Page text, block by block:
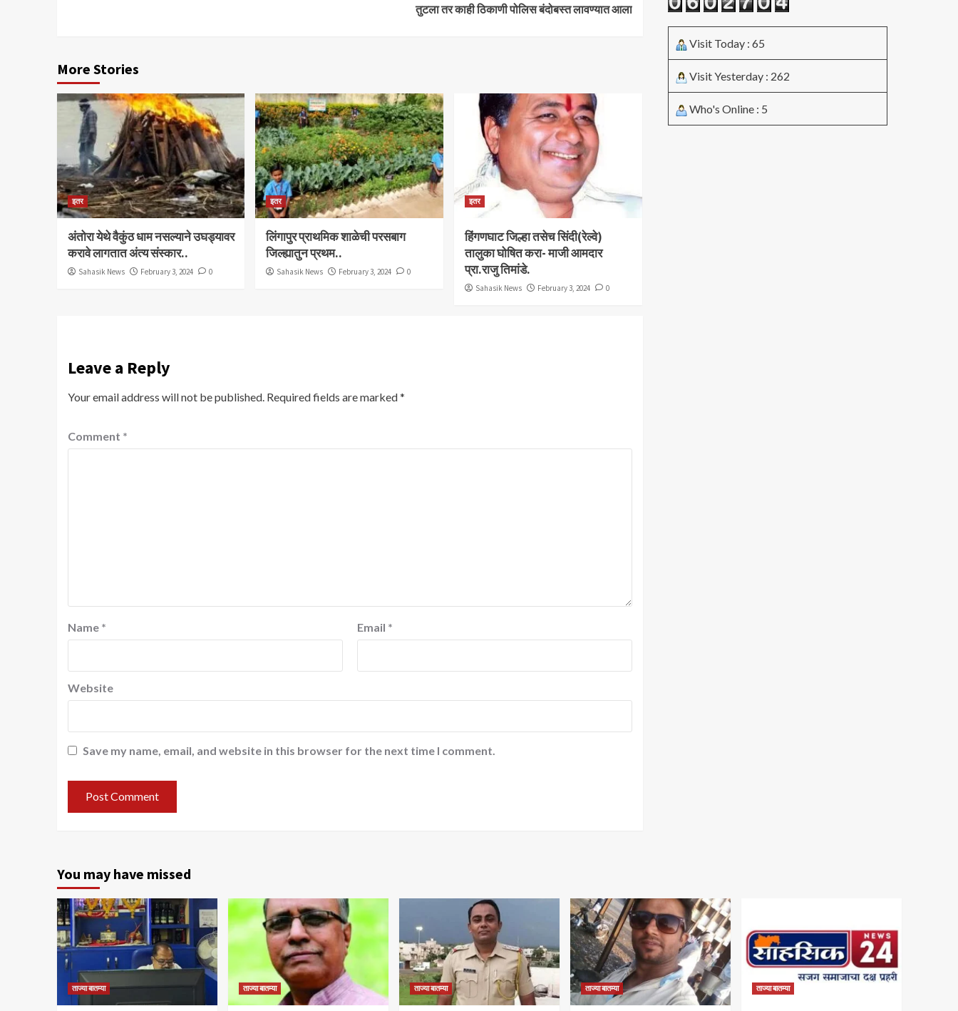
तुटला तर काही ठिकाणी पोलिस बंदोबस्त लावण्यात आला
More Stories
इतर
अंतोरा येथे वैकुंठ धाम नसल्याने उघड्यावर
करावे लागतात अंत्य संस्कार..
Sahasik News February 3, 2024 0
इतर
लिंगापुर प्राथमिक शाळेची परसबाग
जिल्ह्यातुन प्रथम..
Sahasik News February 3, 2024 0
इतर
हिंगणघाट जिल्हा तसेच सिंदी(रेल्वे)
तालुका घोषित करा- माजी आमदार
प्रा.राजु तिमांडे.
Sahasik News February 3, 2024 0
Leave a Reply
Your email address will not be published. Required fields are marked*
Comment *
Name * Email *
Website
Save my name, email, and website in this browser for the next time I comment.
Visit Today : 65
Visit Yesterday : 262
Who's Online : 5
You may have missed
ताज्या बातम्या ताज्या बातम्या ताज्या बातम्या ताज्या बातम्या ताज्या बातम्या